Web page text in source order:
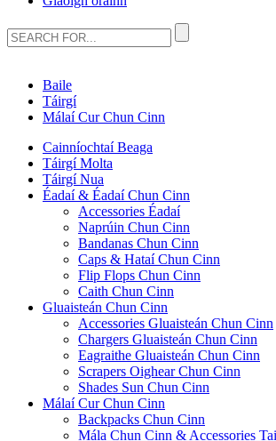
Baile
Táirgí
Málaí Cur Chun Cinn
Cainníochtaí Beaga
Táirgí Molta
Táirgí Nua
Éadaí & Éadaí Chun Cinn
Accessories Éadaí
Naprúin Chun Cinn
Bandanas Chun Cinn
Caps & Hataí Chun Cinn
Flip Flops Chun Cinn
Caith Chun Cinn
Gluaisteán Chun Cinn
Accessories Gluaisteán Chun Cinn
Chargers Gluaisteán Chun Cinn
Eagraithe Gluaisteán Chun Cinn
Scrapers Oighear Chun Cinn
Shades Sun Chun Cinn
Málaí Cur Chun Cinn
Backpacks Chun Cinn
Mála Chun Cinn & Accessories